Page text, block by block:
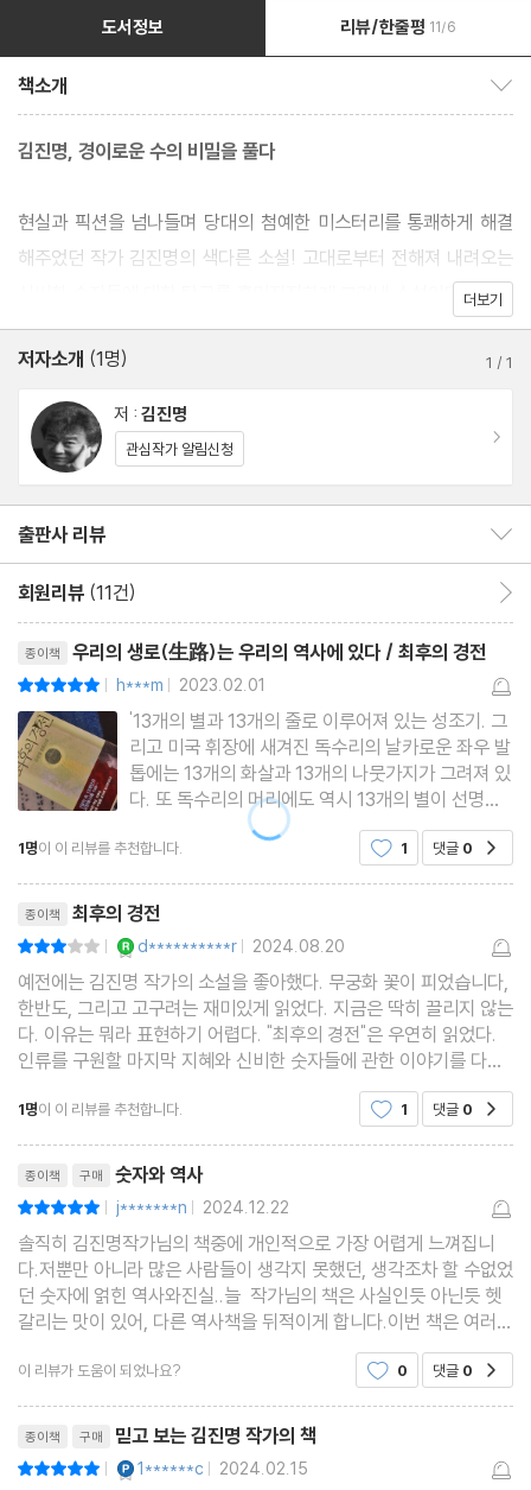
도서정보 리뷰/한줄평 11/6
책소개
김진명, 경이로운 수의 비밀을 풀다
현실과 픽션을 넘나들며 당대의 첨예한 미스터리를 통쾌하게 해결
해주었던 작가 김진명의 색다른 소설! 고대로부터 전해져 내려오는
신비한 숫자들에 대한 탐구를 흥미진진하게 그려낸 소설이다.더보기
저자소개 (1명) 1 /1
저 : 김진명
관심작가 알림신청
출판사 리뷰
회원리뷰 (11건)
종이책 우리의 생로(生路)는 우리의 역사에 있다 / 최후의 경전
| h***m | 2023.02.01
'13개의 별과 13개의 줄로 이루어져 있는 성조기. 그
리고 미국 휘장에 새겨진 독수리의 날카로운 좌우 발
톱에는 13개의 화살과 13개의 나뭇가지가 그려져 있
다. 또 독수리의 머리에도 역시 13개의 별이 선명하
게 박혀 있고. 그뿐인가. 가장 많이 사용하는 1달러
지폐에는 13층의 피라미드가 찍혀 있다. 그 피라미드
명의 ＜최후의
1명이 이 리뷰를 추천합니다. 1 댓글 0
종이책 최후의 경전
| d**********r | 2024.08.20
예전에는 김진명 작가의 소설을 좋아했다. 무궁화 꽃이 피었습니다,
한반도, 그리고 고구려는 재미있게 읽었다. 지금은 딱히 끌리지 않는
다. 이유는 뭐라 표현하기 어렵다. "최후의 경전"은 우연히 읽었다.
인류를 구원할 마지막 지혜와 신비한 숫자들에 관한 이야기를 다룬
소설이다. 김진명 작가답게 숫자들이 동서양의 경전과 신화, 유적 등
을 통해 어떻게 연결되는지를 탐구해 나가는
1명이 이 리뷰를 추천합니다. 1 댓글 0
종이책 구매 숫자와 역사
| j*******n | 2024.12.22
솔직히 김진명작가님의 책중에 개인적으로 가장 어렵게 느껴집니
다.저뿐만 아니라 많은 사람들이 생각지 못했던, 생각조차 할 수없었
던 숫자에 얽힌 역사와진실..늘 작가님의 책은 사실인듯 아닌듯 헷
갈리는 맛이 있어, 다른 역사책을 뒤적이게 합니다.이번 책은 여러번
읽게되고 신기하고 재확인하고픈 생각에 공부를 하게합니다.
이 리뷰가 도움이 되었나요? 0 댓글 0
종이책 구매 믿고 보는 김진명 작가의 책
| 1******c | 2024.02.15